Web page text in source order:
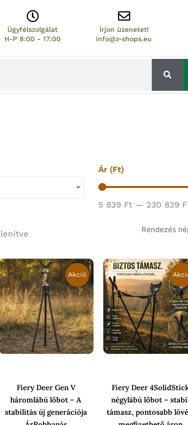
Ügyfélszolgálat
H-P 8:00 - 17:00
Írjon üzenetet!
info@z-shops.eu
Ár (Ft)
5 839 Ft— 230 839
Akció
Fiery Deer Gen V
háromlábú lőbot – A
stabilitás új generációja
Original
price
was:
59
900 Ft.
Current
price
is:
39
900 Ft.
Fiery Deer
négylábú lőbot –
támasz, pontosabb
Original
price
was:
39
900 Ft.